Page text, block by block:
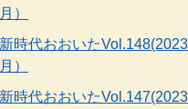
月）
新時代おおいた
月）
新時代おおいた